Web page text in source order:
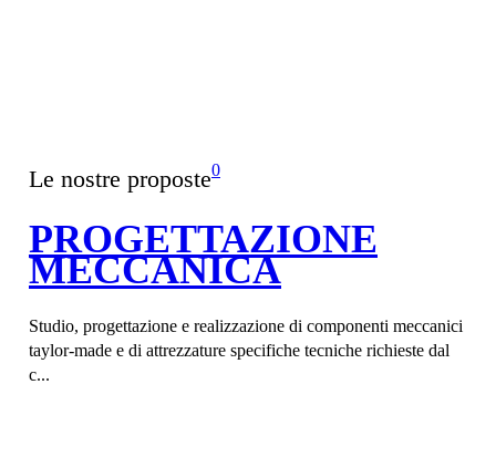
Le nostre proposte0
PROGETTAZIONE
MECCANICA
Studio, progettazione e realizzazione di componenti meccanici
taylor-made e di attrezzature specifiche tecniche richieste dal
c...